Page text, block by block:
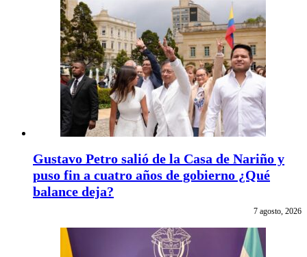
Gustavo Petro salió de la Casa de Nariño y
puso fin a cuatro años de gobierno ¿Qué
balance deja?
7 agosto, 2026